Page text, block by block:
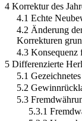
4 Korrektur des
4.1 Echte
4.2 Änderung
Korrekturen
4.3 Konsequenz
5 Differenzierte
5.1
5.2
5.3
5.3.1